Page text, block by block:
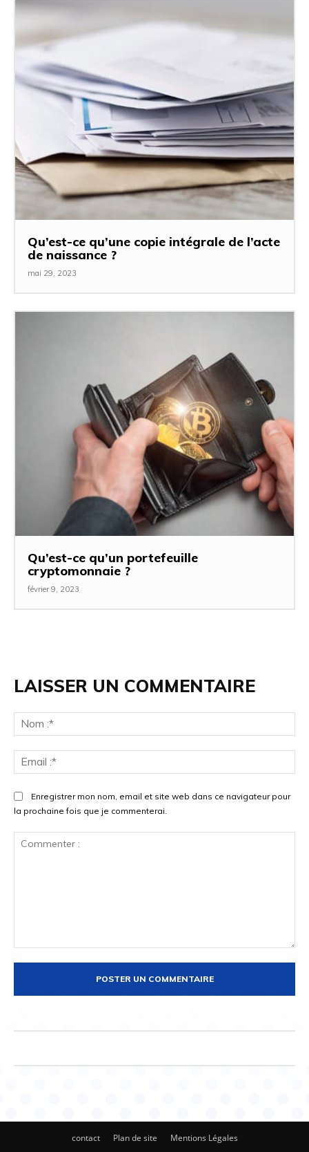
Qu’est-ce qu’une copie intégrale de l’acte
de naissance ?
mai 29, 2023
Qu’est-ce qu’un portefeuille
cryptomonnaie ?
février 9, 2023
LAISSER UN COMMENTAIRE
:*
:*
Enregistrer mon nom, email et site web dans ce navigateur pour
la prochaine fois que je commenterai.
contact Plan de site Mentions Légales